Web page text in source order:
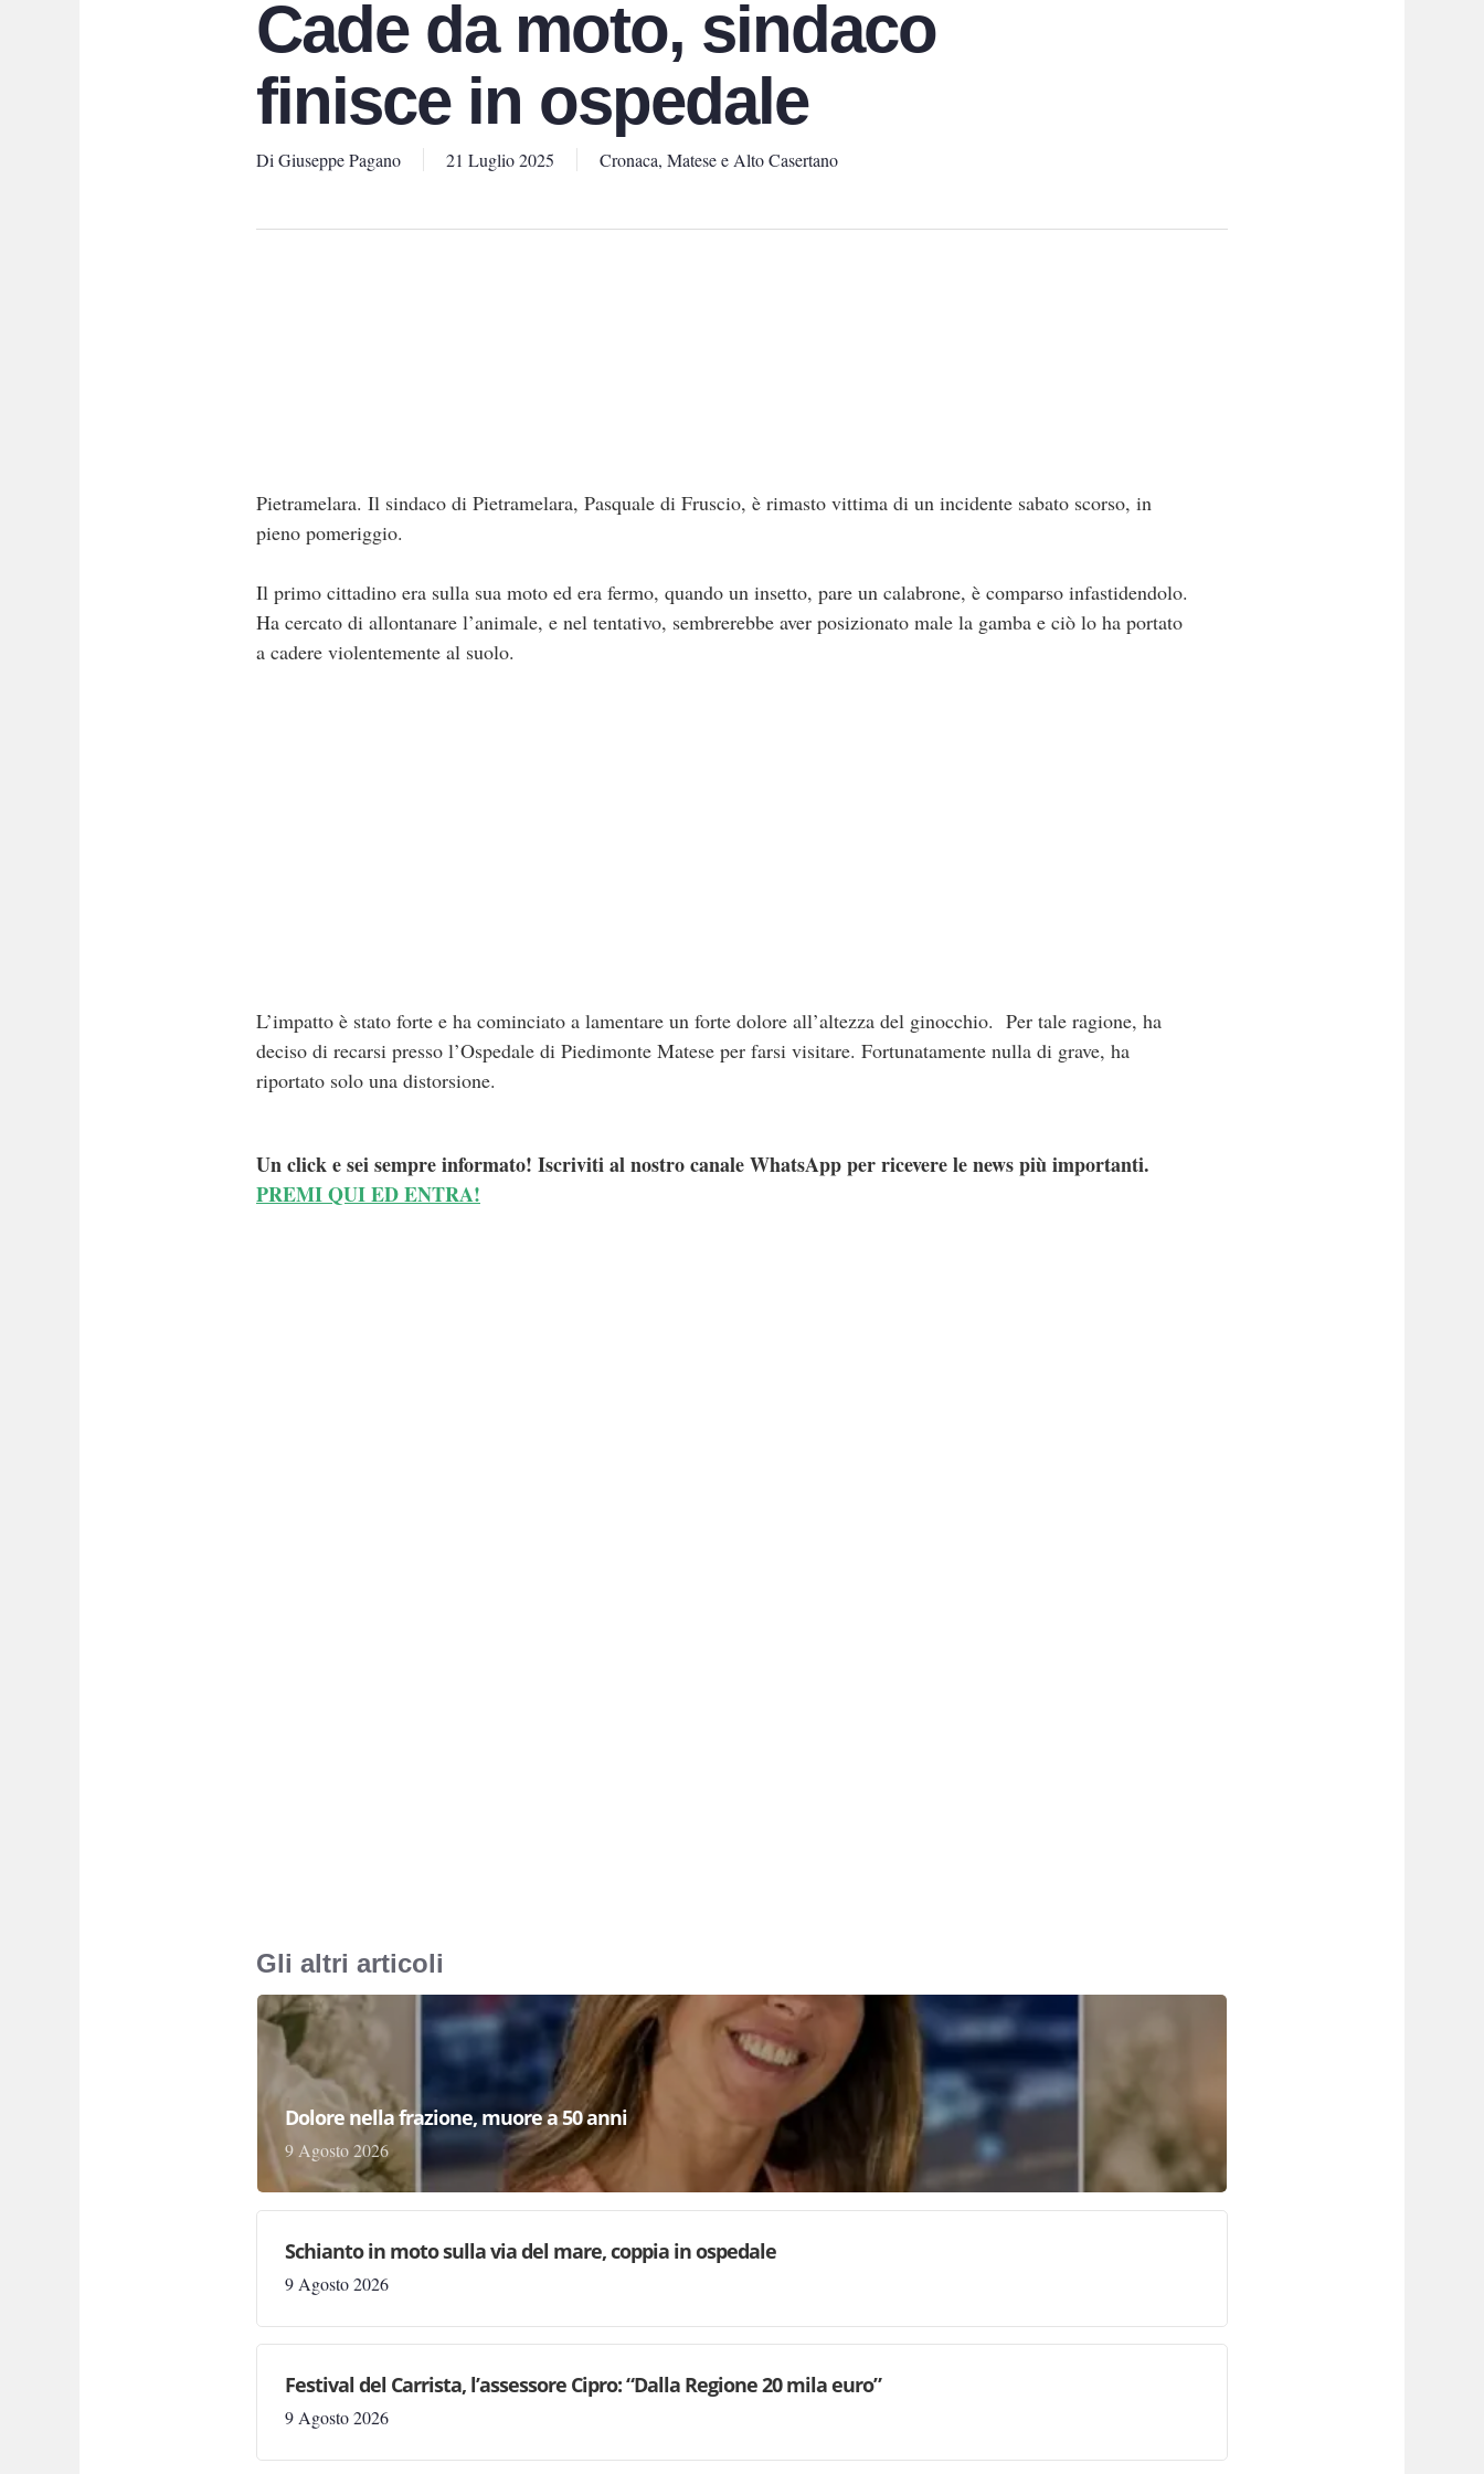
Cade da moto, sindaco
finisce in ospedale
Di Giuseppe Pagano 21 Luglio 2025 Cronaca, Matese e Alto Casertano
Pietramelara. Il sindaco di Pietramelara, Pasquale di Fruscio, è rimasto vittima di un incidente sabato scorso, in
pieno pomeriggio.
Il primo cittadino era sulla sua moto ed era fermo, quando un insetto, pare un calabrone, è comparso infastidendolo.
Ha cercato di allontanare l’animale, e nel tentativo, sembrerebbe aver posizionato male la gamba e ciò lo ha portato
a cadere violentemente al suolo.
L’impatto è stato forte e ha cominciato a lamentare un forte dolore all’altezza del ginocchio. Per tale ragione, ha
deciso di recarsi presso l’Ospedale di Piedimonte Matese per farsi visitare. Fortunatamente nulla di grave, ha
riportato solo una distorsione.
Un click e sei sempre informato! Iscriviti al nostro canale WhatsApp per ricevere le news più importanti.
PREMI QUI ED ENTRA!
Gli altri articoli
Dolore nella frazione, muore a 50 anni
9 Agosto 2026
Schianto in moto sulla via del mare, coppia in ospedale
9 Agosto 2026
Festival del Carrista, l’assessore Cipro: “Dalla Regione 20 mila euro”
9 Agosto 2026